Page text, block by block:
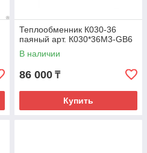
Теплообменник К030-36
паяный арт. К030*36М3-GB6
В наличии
86 000 ₸
Купить